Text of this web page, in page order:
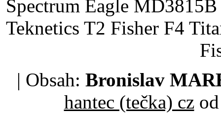
Spectrum Eagle
Teknetics T2 Fisher F4
| Obsah: Bronislav
hantec (tečka) czod